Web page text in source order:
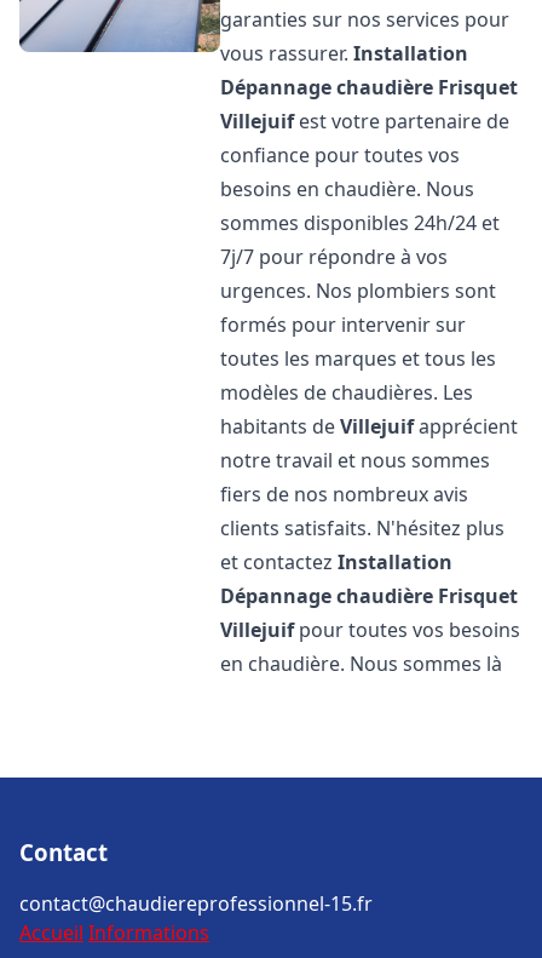
garanties sur nos services pour
vous rassurer.Installation
Dépannage chaudière Frisquet
Villejuifest votre partenaire de
confiance pour toutes vos
besoins en chaudière. Nous
sommes disponibles 24h/24 et
7j/7 pour répondre à vos
urgences. Nos plombiers sont
formés pour intervenir sur
toutes les marques et tous les
modèles de chaudières. Les
habitants deVillejuifapprécient
notre travail et nous sommes
fiers de nos nombreux avis
clients satisfaits. N'hésitez plus
et contactezInstallation
Dépannage chaudière Frisquet
Villejuifpour toutes vos besoins
en chaudière. Nous sommes là
Contact
contact@chaudiereprofessionnel-15.fr
Accueil Informations